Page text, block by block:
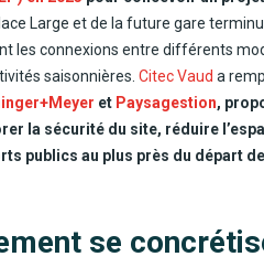
Large et de la future gare
les connexions entre différents
saisonnières. Citec Vaud a
et Paysagestion,
la sécurité du site, réduire
publics au plus près du départ
se